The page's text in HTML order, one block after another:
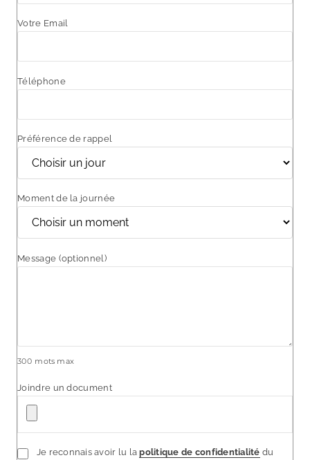
Votre Email
Téléphone
Préférence de rappel
Moment de la journée
Message (optionnel)
300 mots max
Joindre un document
Je reconnais avoir lu lapolitique de confidentialité du